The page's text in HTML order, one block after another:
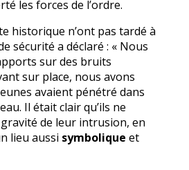
les forces de l’ordre.
historique n’ont pas tardé à
sécurité a déclaré : « Nous
sur des bruits
sur place, nous avons
avaient pénétré dans
Il était clair qu’ils ne
de leur intrusion, en
lieu aussi symbolique et